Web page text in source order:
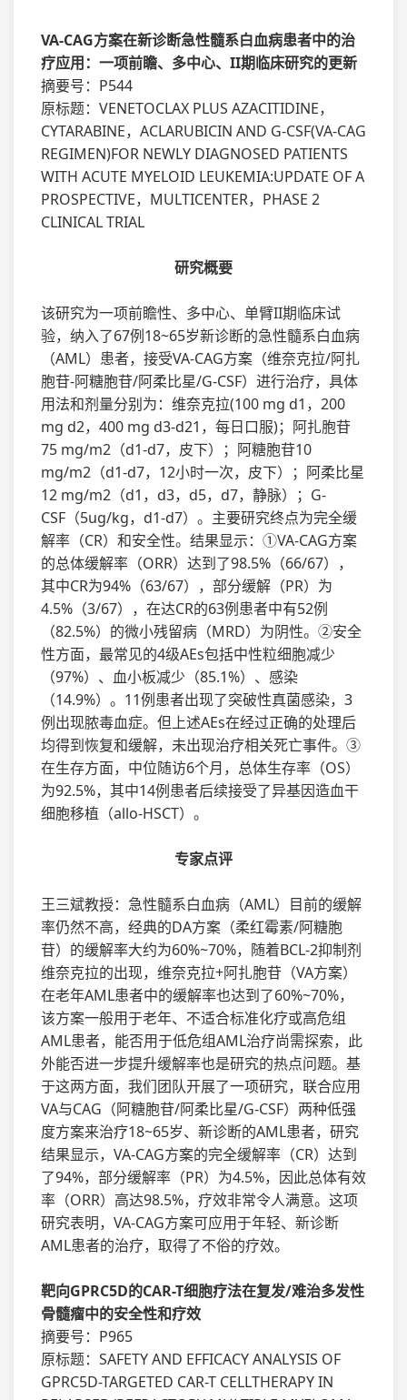
VA-CAG方案在新诊断急性髓系白血病患者中的治
疗应用：一项前瞻、多中心、II期临床研究的更新
摘要号：P544
原标题：VENETOCLAX PLUS AZACITIDINE，
CYTARABINE，ACLARUBICIN AND G-CSF(VA-CAG
REGIMEN)FOR NEWLY DIAGNOSED PATIENTS
WITH ACUTE MYELOID LEUKEMIA:UPDATE OF A
PROSPECTIVE，MULTICENTER，PHASE 2
CLINICAL TRIAL
研究概要
该研究为一项前瞻性、多中心、单臂II期临床试
验，纳入了67例18~65岁新诊断的急性髓系白血病
（AML）患者，接受VA-CAG方案（维奈克拉/阿扎
胞苷-阿糖胞苷/阿柔比星/G-CSF）进行治疗，具体
用法和剂量分别为：维奈克拉(100 mg d1，200
mg d2，400 mg d3-d21，每日口服)；阿扎胞苷
75 mg/m2（d1-d7，皮下）；阿糖胞苷10
mg/m2（d1-d7，12小时一次，皮下）；阿柔比星
12 mg/m2（d1，d3，d5，d7，静脉）；G-
CSF（5ug/kg，d1-d7）。主要研究终点为完全缓
解率（CR）和安全性。结果显示：①VA-CAG方案
的总体缓解率（ORR）达到了98.5%（66/67），
其中CR为94%（63/67），部分缓解（PR）为
4.5%（3/67），在达CR的63例患者中有52例
（82.5%）的微小残留病（MRD）为阴性。②安全
性方面，最常见的4级AEs包括中性粒细胞减少
（97%）、血小板减少（85.1%）、感染
（14.9%）。11例患者出现了突破性真菌感染，3
例出现脓毒血症。但上述AEs在经过正确的处理后
均得到恢复和缓解，未出现治疗相关死亡事件。③
在生存方面，中位随访6个月，总体生存率（OS）
为92.5%，其中14例患者后续接受了异基因造血干
细胞移植（allo-HSCT）。
专家点评
王三斌教授：急性髓系白血病（AML）目前的缓解
率仍然不高，经典的DA方案（柔红霉素/阿糖胞
苷）的缓解率大约为60%~70%，随着BCL-2抑制剂
维奈克拉的出现，维奈克拉+阿扎胞苷（VA方案）
在老年AML患者中的缓解率也达到了60%~70%，
该方案一般用于老年、不适合标准化疗或高危组
AML患者，能否用于低危组AML治疗尚需探索，此
外能否进一步提升缓解率也是研究的热点问题。基
于这两方面，我们团队开展了一项研究，联合应用
VA与CAG（阿糖胞苷/阿柔比星/G-CSF）两种低强
度方案来治疗18~65岁、新诊断的AML患者，研究
结果显示，VA-CAG方案的完全缓解率（CR）达到
了94%，部分缓解率（PR）为4.5%，因此总体有效
率（ORR）高达98.5%，疗效非常令人满意。这项
研究表明，VA-CAG方案可应用于年轻、新诊断
AML患者的治疗，取得了不俗的疗效。
靶向GPRC5D的CAR-T细胞疗法在复发/难治多发性
骨髓瘤中的安全性和疗效
摘要号：P965
原标题：SAFETY AND EFFICACY ANALYSIS OF
GPRC5D-TARGETED CAR-T CELLTHERAPY IN